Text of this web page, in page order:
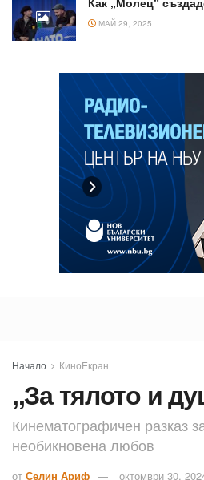
МАЙ 29, 2025
Начало КиноEкран
,,За тялото и
Кинематографичен разказ
необикновена любов
от Селин Ариф октомври 30,